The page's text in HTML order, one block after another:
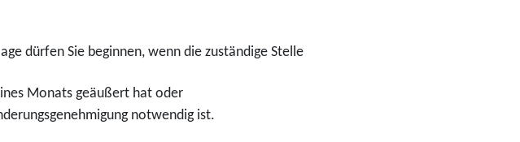
dürfen Sie beginnen, wenn die zuständige Stelle
Monats geäußert hat oder
notwendig ist.